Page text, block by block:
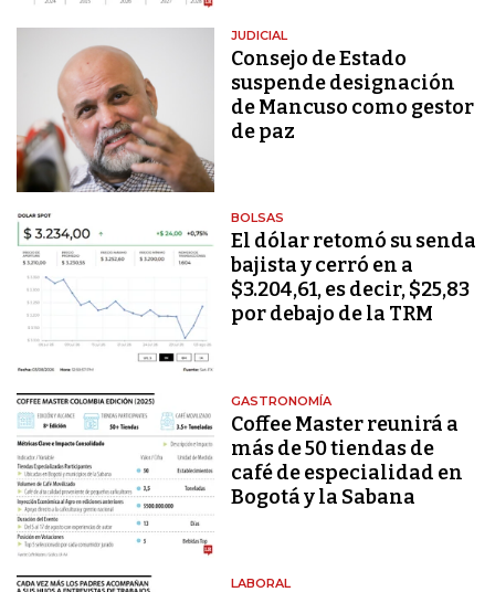
JUDICIAL
Consejo de Estado
suspende designación
de Mancuso como gestor
de paz
BOLSAS
El dólar retomó su senda
bajista y cerró en a
$3.204,61, es decir, $25,83
por debajo de la TRM
GASTRONOMÍA
Coffee Master reunirá a
más de 50 tiendas de
café de especialidad en
Bogotá y la Sabana
LABORAL